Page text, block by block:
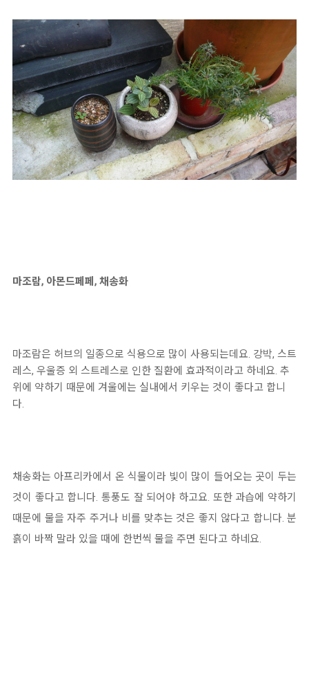
마조람, 아몬드페페, 채송화
마조람은 허브의 일종으로 식용으로 많이 사용되는데요. 강박, 스트
레스, 우울증 외 스트레스로 인한 질환에 효과적이라고 하네요. 추
위에 약하기 때문에 겨울에는 실내에서 키우는 것이 좋다고 합니
다.
채송화는 아프리카에서 온 식물이라 빛이 많이 들어오는 곳이 두는
것이 좋다고 합니다. 통풍도 잘 되어야 하고요. 또한 과습에 약하기
때문에 물을 자주 주거나 비를 맞추는 것은 좋지 않다고 합니다. 분
흙이 바짝 말라 있을 때에 한번씩 물을 주면 된다고 하네요.